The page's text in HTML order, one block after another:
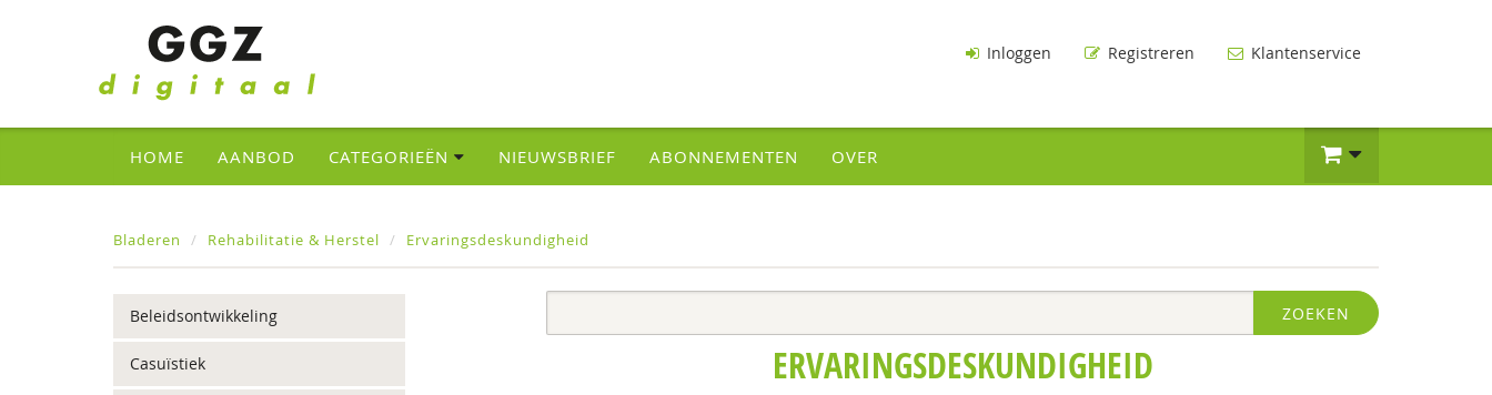
Inloggen Registreren Klantenservice
HOME AANBOD CATEGORIEËN NIEUWSBRIEF ABONNEMENTEN OVER
Bladeren Rehabilitatie & Herstel Ervaringsdeskundigheid
Beleidsontwikkeling
Casuïstiek
ZOEKEN
ERVARINGSDESKUNDIGHEID